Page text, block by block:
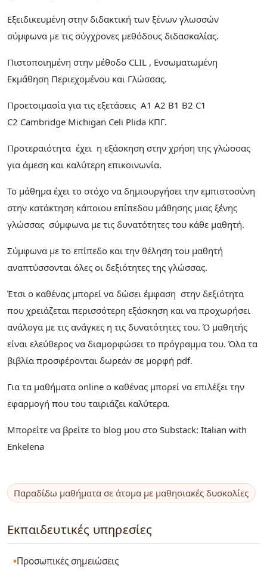
Εξειδικευμένη στην διδακτική των ξένων γλωσσών
σύμφωνα με τις σύγχρονες μεθόδους διδασκαλίας.
Πιστοποιημένη στην μέθοδο CLIL , Ενσωματωμένη
Εκμάθηση Περιεχομένου και Γλώσσας.
Προετοιμασία για τις εξετάσεις Α1 Α2 Β1 Β2 C1
C2 Cambridge Michigan Celi Plida ΚΠΓ.
Προτεραιότητα έχει η εξάσκηση στην χρήση της γλώσσας
για άμεση και καλύτερη επικοινωνία.
Το μάθημα έχει το στόχο να δημιουργήσει την εμπιστοσύνη
στην κατάκτηση κάποιου επίπεδου μάθησης μιας ξένης
γλώσσας σύμφωνα με τις δυνατότητες του κάθε μαθητή.
Σύμφωνα με το επίπεδο και την θέληση του μαθητή
αναπτύσσονται όλες οι δεξιότητες της γλώσσας.
Έτσι ο καθένας μπορεί να δώσει έμφαση στην δεξιότητα
που χρειάζεται περισσότερη εξάσκηση και να προχωρήσει
ανάλογα με τις ανάγκες η τις δυνατότητες του. Ό μαθητής
είναι ελεύθερος να διαμορφώσει το πρόγραμμα του. Όλα τα
βιβλία προσφέρονται δωρεάν σε μορφή pdf.
Για τα μαθήματα online ο καθένας μπορεί να επιλέξει την
εφαρμογή που του ταιριάζει καλύτερα.
Μπορείτε να βρείτε το blog μου στο Substack: Italian with
Enkelena
Παραδίδω μαθήματα σε άτομα με μαθησιακές δυσκολίες
Εκπαιδευτικές υπηρεσίες
Προσωπικές σημειώσεις